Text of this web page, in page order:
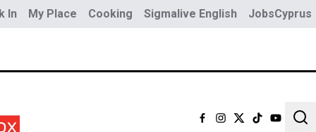
In My Place Cooking Sigmalive English JobsCyprus